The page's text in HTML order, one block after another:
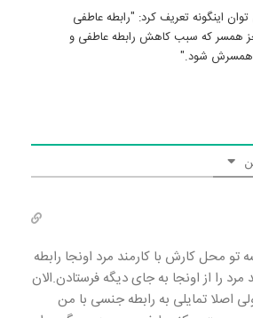
اینگونه تعریف کرد: "رابطه عاطفی
همسر که سبب کاهش رابطه عاطفی و
همسرش شود."
تو محل کارش با کارمند مرد اونجا رابطه
را از اونجا به جای دیگه فرستادن.الان
اصلا تمایلی به رابطه جنسی با من